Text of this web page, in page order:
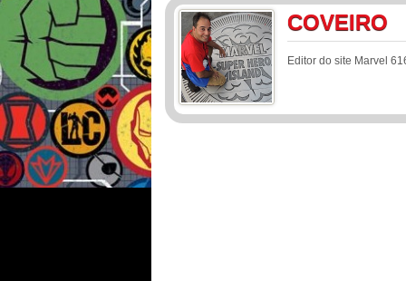
COVEIRO
Editor do site Marvel